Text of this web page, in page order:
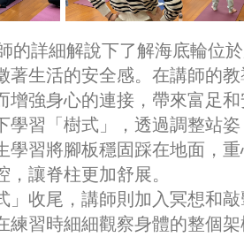
的詳細解說下了解海底輪位
著生活的安全感。在講師的
強身心的連接，帶來富足和
學習「樹式」，透過調整站
學習將腳板穩固踩在地面，
讓脊柱更加舒展。
」收尾，講師則加入冥想和
練習時細細觀察身體的整個